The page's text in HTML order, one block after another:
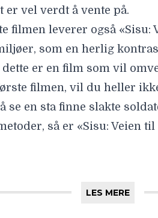
er vel verdt å vente på.
filmen leverer også «Sisu:
som en herlig
er en film som vil
filmen, vil du heller
se en sta finne slakte
så er «Sisu: Veien
LES MERE